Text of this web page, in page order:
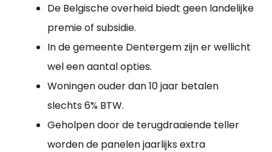
De Belgische overheid biedt geen landelijke
premie of subsidie.
In de gemeente Dentergem zijn er wellicht
wel een aantal opties.
Woningen ouder dan 10 jaar betalen
slechts 6% BTW.
Geholpen door de terugdraaiende teller
worden de panelen jaarlijks extra